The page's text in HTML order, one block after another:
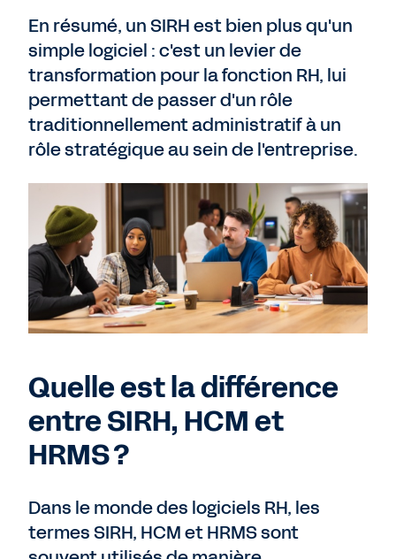
En résumé, un SIRH est bien plus qu'un
simple logiciel : c'est un levier de
transformation pour la fonction RH, lui
permettant de passer d'un rôle
traditionnellement administratif à un
rôle stratégique au sein de l'entreprise.
Quelle est la différence
entre SIRH, HCM et
HRMS ?
Dans le monde des logiciels RH, les
termes SIRH, HCM et HRMS sont